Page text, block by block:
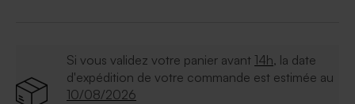
Si vous validez votre panier avant 14h, la date
d'expédition de votre commande est estimée au
10/08/2026